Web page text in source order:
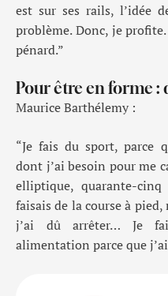
est sur ses rails, l’idée
problème. Donc, je
pénard.”
Pour être en forme :
Maurice Barthélemy :
“Je fais du sport, parce
dont j’ai besoin pour me
elliptique, quarante-
faisais de la course à
j’ai dû arrêter… Je
alimentation parce que